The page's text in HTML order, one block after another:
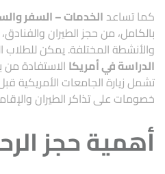
كما تساعدالخدمات – السفر
بالكامل، من حجز الطيران
والأنشطة المختلفة. يمكن للطلاب
الدراسة في أمريكا الاستفادة
تشمل زيارة الجامعات الأمريكية
خصومات على تذاكر الطيران
أهمية حجز